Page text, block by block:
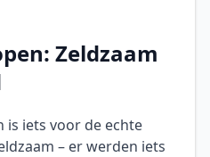
Zeldzaam
is iets voor de echte
– er werden iets